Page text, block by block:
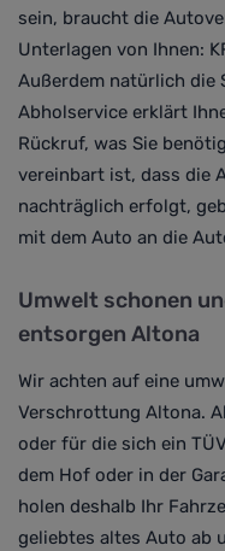
sein, braucht die
Unterlagen von Ihnen:
Außerdem natürlich die
Abholservice erklärt
Rückruf, was Sie
vereinbart ist, dass die
nachträglich erfolgt,
mit dem Auto an die
Umwelt schonen
entsorgen Altona
Wir achten auf eine
Verschrottung Altona.
oder für die sich ein
dem Hof oder in der
holen deshalb Ihr
geliebtes altes Auto ab